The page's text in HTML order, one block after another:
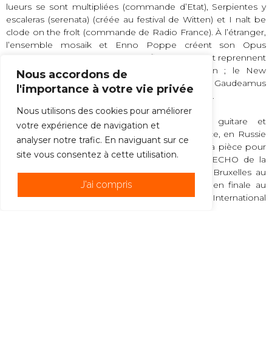
Nous accordons de
l'importance à votre vie privée
Nous utilisons des cookies pour améliorer
votre expérience de navigation et
analyser notre trafic. En naviguant sur ce
site vous consentez à cette utilisation.
J'ai compris
lueurs se sont multipliées (commande d’Etat), Serpientes y
escaleras (serenata) (créée au festival de Witten) et I nalt be
clode on the frolt (commande de Radio France). À l’étranger,
l’ensemble mosaik et Enno Poppe créent son Opus
vermiculatum au Musée Reina Sofia de Madrid et reprennent
ensuite la pièce à la Kulturbrauerei de Berlin ; le New
European Ensemble joue ses pièces à la Gaudeamus
Muziekweek et au Muziekgebouw d’Amsterdam.
Parmi ses pièces solo, Belarretan, pour guitare et
électronique, a été jouée en Espagne, en France, en Russie
et aux États Unis (MATA Festival à New York). Sa pièce pour
piano Contrapluma a voyagé dans le réseau ECHO de la
main de Mariam Batsashvili — du BOZAR de Bruxelles au
Musikverein de Vienne — et a été proposée en finale au
concours Ferruccio Busoni et au Concours International